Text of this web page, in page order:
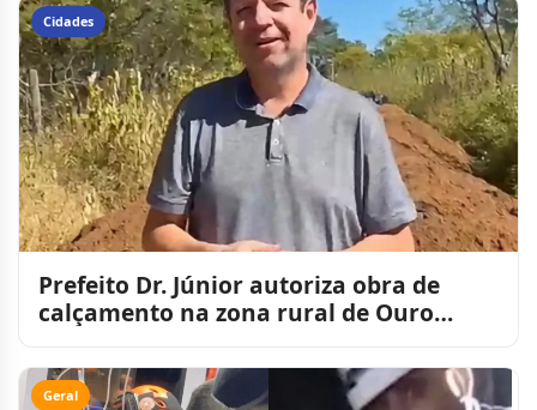
Cidades
Prefeito Dr. Júnior autoriza obra de
calçamento na zona rural de Ouro
Geral